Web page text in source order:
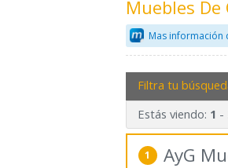
Muebles
Mas información
Filtra tu
Estás viendo: 1 -
1 AyG